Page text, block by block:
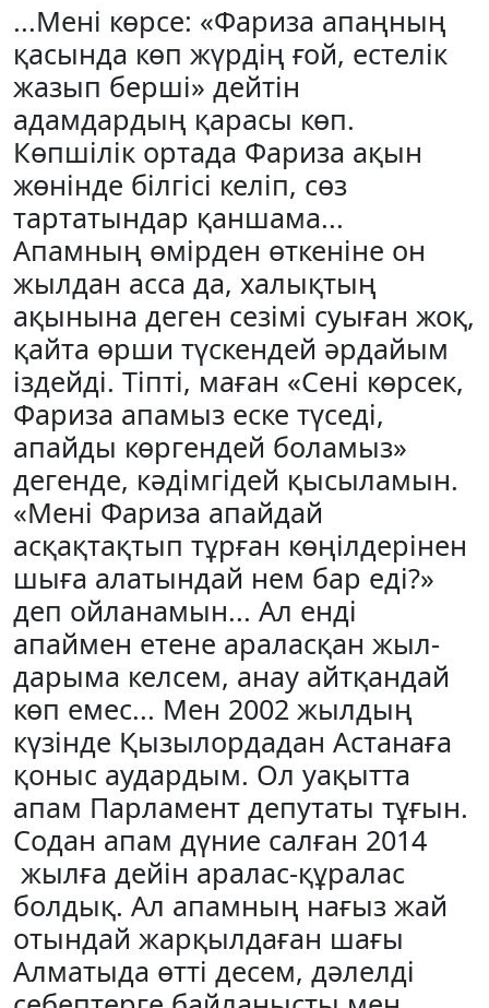
...Мені көрсе: «Фариза апаңның
қасында көп жүрдің ғой, естелік
жазып берші» дейтін
адамдардың қарасы көп.
Көпшілік ортада Фариза ақын
жөнінде білгісі келіп, сөз
тартатындар қаншама...
Апамның өмірден өткеніне он
жылдан асса да, халықтың
ақынына деген сезімі суыған жоқ,
қайта өрши түскендей әрдайым
іздейді. Тіпті, маған «Сені көрсек,
Фариза апамыз еске түседі,
апайды көргендей боламыз»
дегенде, кәдімгідей қысыламын.
«Мені Фариза апайдай
асқақтақтып тұр­ған көңілдерінен
шыға алатындай нем бар еді?»
деп ой­ланамын... Ал енді
апаймен етене араласқан жыл­
дарыма келсем, анау айтқандай
көп емес... Мен 2002 жылдың
күзінде Қызылордадан Астанаға
қоныс аудар­д­ым. Ол уақытта
апам Парламент депутаты тұғын.
Со­дан апам дүние салған 2014
жылға дейін аралас-құра­лас
болдық. Ал апамның нағыз жай
отындай жар­қылдаған шағы
Алматыда өтті десем, дәлелді